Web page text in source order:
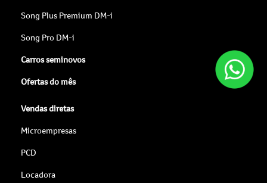
Song Plus Premium DM-i
Song Pro DM-i
Carros seminovos
Ofertas do mês
Vendas diretas
Microempresas
PCD
Locadora